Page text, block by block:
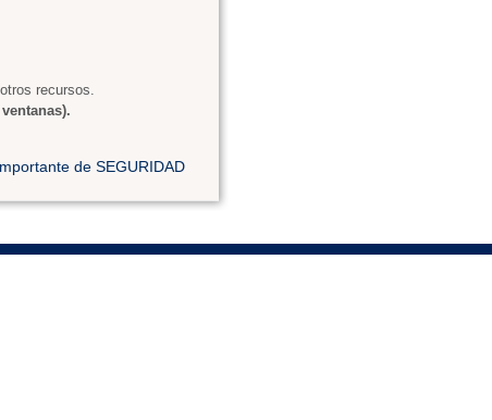
recursos.
de SEGURIDAD